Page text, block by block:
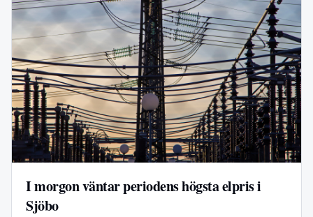
I morgon väntar periodens högsta elpris i
Sjöbo